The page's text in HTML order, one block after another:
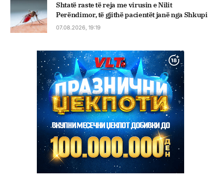
Shtatë raste të reja me virusin e Nilit
Perëndimor, të gjithë pacientët janë nga Shkupi
07.08.2026, 19:19